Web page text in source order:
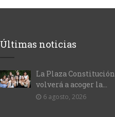
Últimas noticias
La Plaza Constitución
volverá a acoger la...
6 agosto, 2026